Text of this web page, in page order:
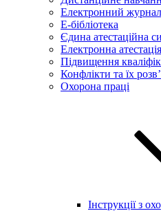
Електронний журнал
E-бібліотека
Єдина атестаційна
Електронна атестація
Підвищення
Конфлікти та їх
Охорона праці
Інструкції з